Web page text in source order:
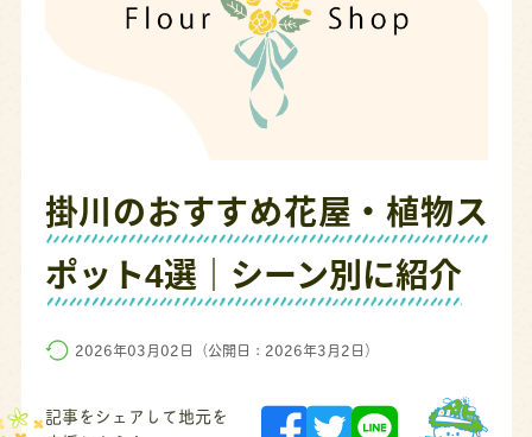
掛川のおすすめ花屋・植物ス
ポット4選｜シーン別に紹介
2026年03月02日（公開日：2026年3月2日）
記事をシェアして地元を